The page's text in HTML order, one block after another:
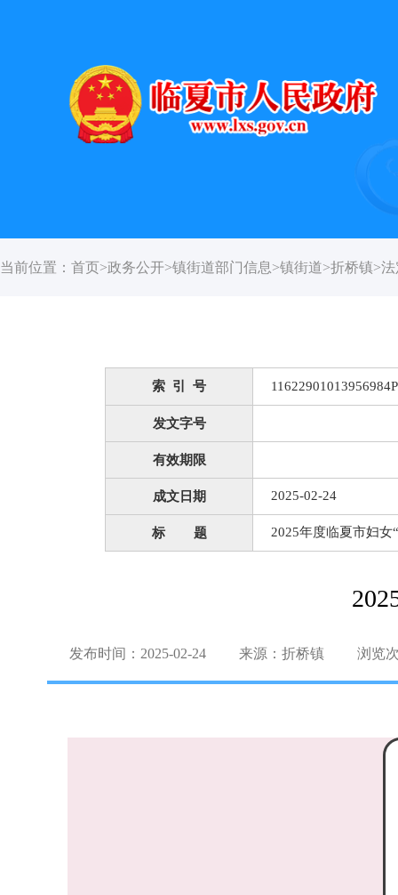
当前位置： 首页>政务公开>镇街道部门信息>镇街道>折桥镇>法
索 引 号
发文字号
有效期限
成文日期 2025-02-24
标 题 2025年度临夏市妇女
发布时间：2025-02-24 来源：折桥镇 浏览